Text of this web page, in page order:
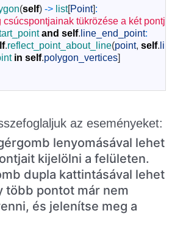
(self) -> list[Point]:
csúcspontjainak tükrözése a két
and self. line_end_point:
.reflect_point_about_line(point, self.
in self.polygon_vertices]
az eseményeket:
lenyomásával lehet
kijelölni a felületen.
dupla kattintásával lehet
több pontot már nem
és jelenítse meg a